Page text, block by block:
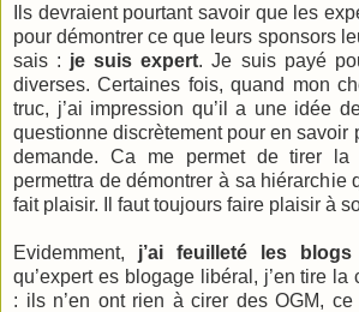
Ils devraient pourtant savoir que les
pour démontrer ce que leurs sponsors
sais : je suis expert. Je suis payé
diverses. Certaines fois, quand mon
truc, j’ai impression qu’il a une idée
questionne discrètement pour en savoir
demande. Ca me permet de tirer la
permettra de démontrer à sa hiérarchie
fait plaisir. Il faut toujours faire plaisir à
Evidemment, j’ai feuilleté les blogs
qu’expert es blogage libéral, j’en tire
: ils n’en ont rien à cirer des OGM, ce